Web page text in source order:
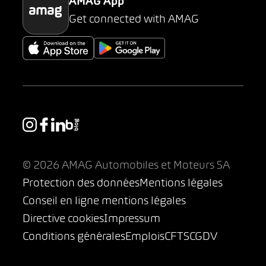
AMAG App
Get connected with AMAG
© 2026 AMAG Automobiles et Moteurs SA
Protection des donnéesMentions légales
Conseil en ligne mentions légales
Directive cookiesImpressum
Conditions généralesEmploisCFTSCGDV